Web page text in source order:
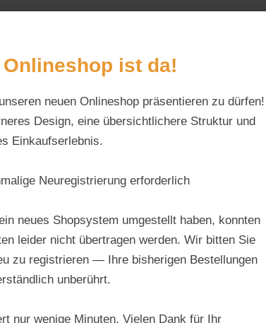
80
Schreiben Sie uns:
info@tierfutter-fischer.de
ist da!
neuen Onlineshop präsentieren zu dürfen!
Design, eine übersichtlichere Struktur und
Einkaufserlebnis.
Neuregistrierung erforderlich
neues Shopsystem umgestellt haben, konnten
leider nicht übertragen werden. Wir bitten Sie
zu registrieren — Ihre bisherigen Bestellungen
unberührt.
nur wenige Minuten. Vielen Dank für Ihr